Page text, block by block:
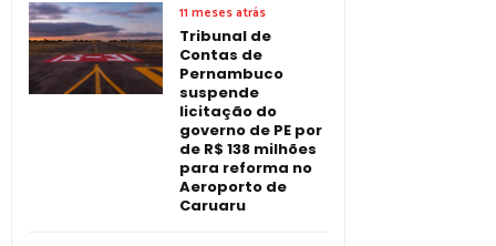
11 meses atrás
Tribunal de
Contas de
Pernambuco
suspende
licitação do
governo de PE por
de R$ 138 milhões
para reforma no
Aeroporto de
Caruaru